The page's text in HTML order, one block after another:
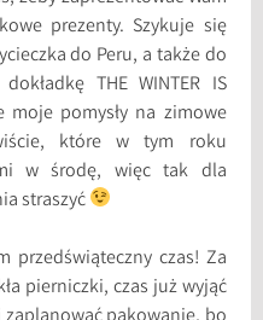
prezenty. Szykuje się
do Peru, a także do
THE WINTER IS
moje pomysły na zimowe
które w tym roku
w środę, więc tak dla
straszyć
przedświąteczny czas! Za
pierniczki, czas już wyjąć